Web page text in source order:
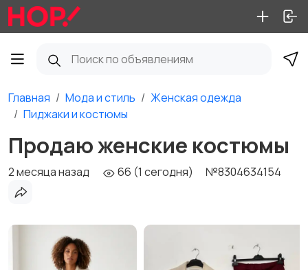
Главная Мода и стиль
Женская одежда
Пиджаки и костюмы
Продаю женские костюмы
2 месяца назад 66 (1 сегодня) №8304634154